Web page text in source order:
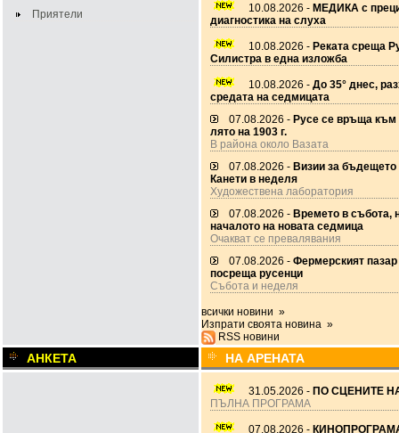
Приятели
10.08.2026 - МЕДИКА с
диагностика на слуха
10.08.2026 - Реката среща
Силистра в една изложба
10.08.2026 - До 35° днес,
средата на седмицата
07.08.2026 - Русе се връща към
лято на 1903 г.
В района около Вазата
07.08.2026 - Визии за
Канети в неделя
Художествена лаборатория
07.08.2026 - Времето в събота,
началото на новата седмица
Очакват се превалявания
07.08.2026 - Фермерският пазар
посреща русенци
Събота и неделя
всички новини »
Изпрати своята новина »
RSS новини
АНКЕТА НА АРЕНАТА
31.05.2026 - ПО СЦЕНИТЕ
ПЪЛНА ПРОГРАМА
07.08.2026 -